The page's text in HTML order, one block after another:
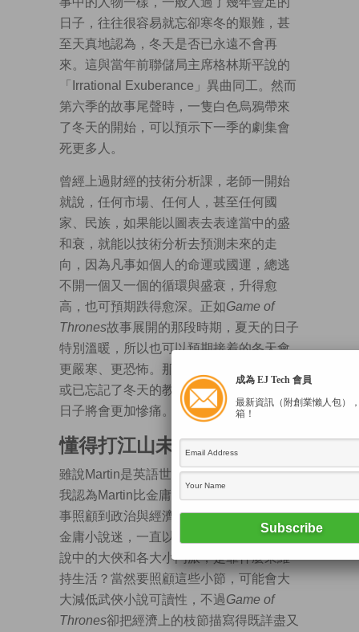
日子，往往很容易就忘卻寒冬的艱難，甚
至天真地認為，冬天是否已永遠不會再
來。這與當年前聯儲局主席格林斯平說的
「Irrational Exuberance」異曲同工。然而
第六季的故事尾聲時，一隻白色烏鴉帶來
了冬天的開始，可以預示下一季的劇集會
死更多人。
曾經上過財經的技術分析課，老師一開始
就說，任何市場、任何人，甚至任何國
家、民族，如果能以圖表去表達當中的盛
和衰，就能以技術分析去預測未來的走
向，因為凡事如個人的命運或國運，總逃
不開一個又一個的循環與盛衰，升得愈
高，也可預期跌得愈深。正如Game of
Thrones故事展開的那段時期，夏天的日子
特別溫暖，所以也可以預期接着的冬天會
更嚴寒、更恐怖。那些沒有經歷過冬天，
或已忘記了冬天的教訓的人，將要面對的
日子將會更加慘痛。
懂得打江山未必識管治
雖說Martin是英語世界的金庸，但有一點，
我認為Martin比金庸更進一步，就是他的故
事照顧到政治與經濟層面的關係。自小是
金庸小說迷，一直以來卻想不通，究竟小
說中的大俠和各大小門派，是靠什麼來維
持生活？當然要照顧這些小節，可能會大
大減低武俠小說可讀性，不過Game of
Thrones卻把經濟上的枝節描寫得既詳盡又
成為 EJ Tech 會員
最新資訊（附創業懶人包）
箱！